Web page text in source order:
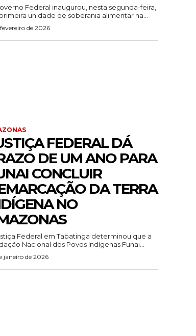
Federal inaugurou, nesta segunda-feira,
unidade de soberania alimentar na...
de 2026
FEDERAL DÁ
DE UM ANO PARA
CONCLUIR
DA TERRA
NO
Federal em Tabatinga determinou que a
Nacional dos Povos Indígenas Funai...
janeiro de 2026